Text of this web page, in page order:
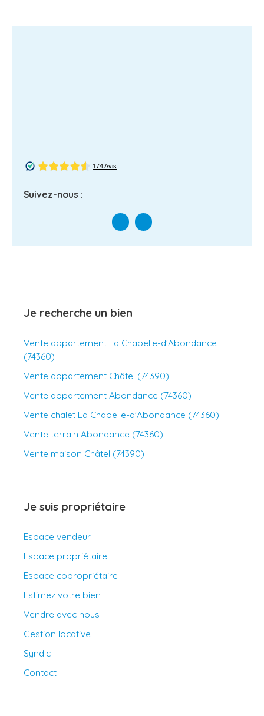
Suivez-nous :
Je recherche un bien
Vente appartement La Chapelle-d'Abondance
(74360)
Vente appartement Châtel (74390)
Vente appartement Abondance (74360)
Vente chalet La Chapelle-d'Abondance (74360)
Vente terrain Abondance (74360)
Vente maison Châtel (74390)
Je suis propriétaire
Espace vendeur
Espace propriétaire
Espace copropriétaire
Estimez votre bien
Vendre avec nous
Gestion locative
Syndic
Contact